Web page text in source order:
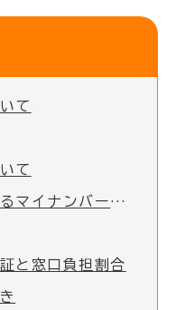
て
て
後期高齢者医療制度に係るマイナンバーカードと保険証等の一体化（保険証等の廃止）について
と窓口負担割合